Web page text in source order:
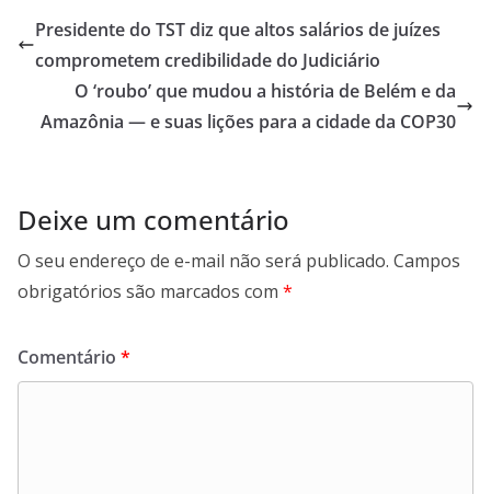
s
A
p
p
er b
o
o
k
gr
a
m
l l e
Presidente do TST diz que altos salários de juízes
comprometem credibilidade do Judiciário
O ‘roubo’ que mudou a história de Belém e da
Amazônia — e suas lições para a cidade da COP30
Deixe um comentário
O seu endereço de e-mail não será publicado. Campos
obrigatórios são marcados com *
Comentário *